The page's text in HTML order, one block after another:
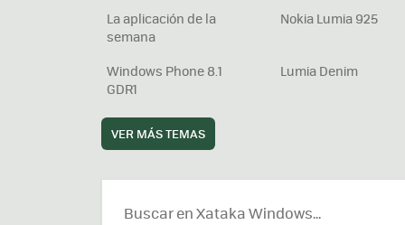
La aplicación de la
semana
Nokia Lumia 925
Windows Phone 8.1
GDR1
Lumia Denim
VER MÁS TEMAS